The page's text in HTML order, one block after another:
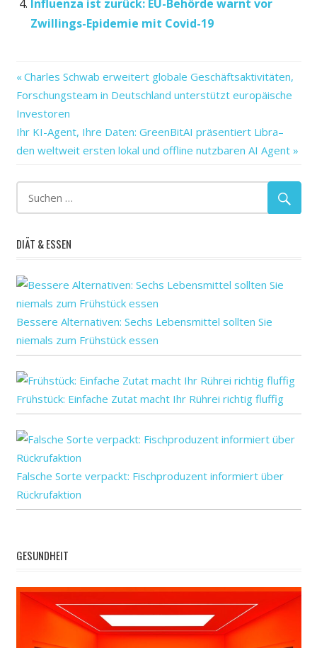
Influenza ist zurück: EU-Behörde warnt vor
Zwillings-Epidemie mit Covid-19
Beitragsnavigation
Vorheriger
Beitrag:
Charles Schwab erweitert globale Geschäftsaktivitäten,
Forschungsteam in Deutschland unterstützt europäische
Investoren
Nächster
Beitrag:
Ihr KI-Agent, Ihre Daten: GreenBitAI präsentiert Libra–
den weltweit ersten lokal und offline nutzbaren AI Agent
DIÄT & ESSEN
Bessere Alternativen: Sechs Lebensmittel sollten Sie
niemals zum Frühstück essen
Frühstück: Einfache Zutat macht Ihr Rührei richtig fluffig
Falsche Sorte verpackt: Fischproduzent informiert über
Rückrufaktion
GESUNDHEIT